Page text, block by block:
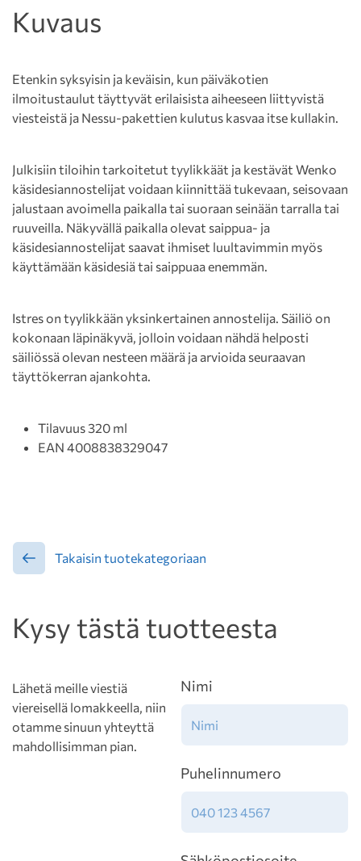
Kuvaus
Etenkin syksyisin ja keväisin, kun päiväkotien
ilmoitustaulut täyttyvät erilaisista aiheeseen liittyvistä
viesteistä ja Nessu-pakettien kulutus kasvaa itse kullakin.
Julkisiin tiloihin tarkoitetut tyylikkäät ja kestävät Wenko
käsidesiannostelijat voidaan kiinnittää tukevaan, seisovaan
jalustaan avoimella paikalla tai suoraan seinään tarralla tai
ruuveilla. Näkyvällä paikalla olevat saippua- ja
käsidesiannostelijat saavat ihmiset luultavimmin myös
käyttämään käsidesiä tai saippuaa enemmän.
Istres on tyylikkään yksinkertainen annostelija. Säiliö on
kokonaan läpinäkyvä, jolloin voidaan nähdä helposti
säiliössä olevan nesteen määrä ja arvioida seuraavan
täyttökerran ajankohta.
Tilavuus 320 ml
EAN 4008838329047
Takaisin tuotekategoriaan
Kysy tästä tuotteesta
Lähetä meille viestiä
viereisellä lomakkeella, niin
otamme sinuun yhteyttä
mahdollisimman pian.
Nimi
Puhelinnumero